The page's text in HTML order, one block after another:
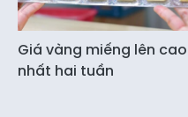
Giá vàng miếng lên cao
nhất hai tuần